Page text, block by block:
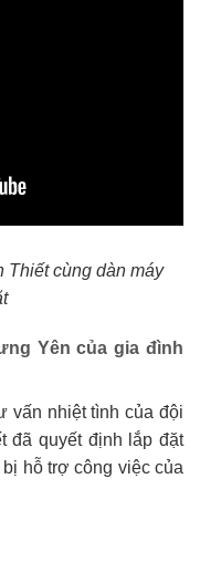
Thiết cùng dàn máy
Yên của gia đình
vấn nhiệt tình của đội
đã quyết định lắp đặt
hỗ trợ công việc của